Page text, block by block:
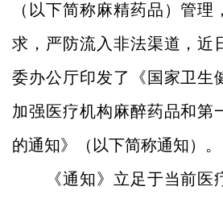
（以下简称麻精药品）管
求，严防流入非法渠道，近
委办公厅印发了《国家卫生
加强医疗机构麻醉药品和第
的通知》（以下简称通知）。
《通知》立足于当前医